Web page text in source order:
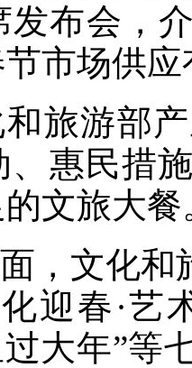
布会，
市场供
旅游部
、惠民措
文旅大餐
，文化和
迎春·艺
大年”等